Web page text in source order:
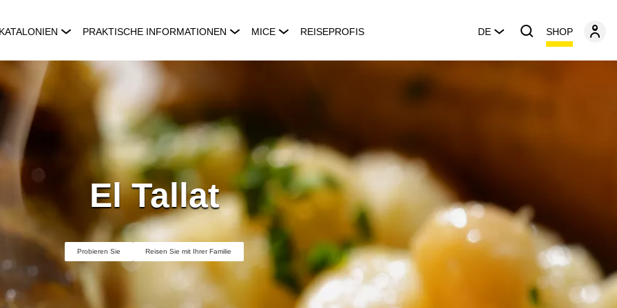
PRAKTISCHE INFORMATIONEN MICE REISEPROFIS DE SHOP
El Tallat
Probieren Sie Reisen Sie mit Ihrer Familie